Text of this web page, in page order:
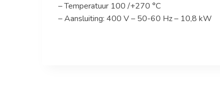
– Temperatuur 100 /+270 °C
– Aansluiting: 400 V – 50-60 Hz – 10,8 kW